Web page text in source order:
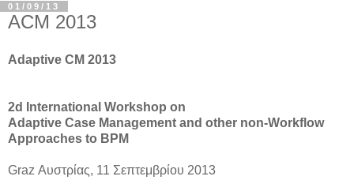
01/09/13
ACM 2013
Adaptive CM 2013
2d International Workshop on
Adaptive Case Management and other non-Workflow
Approaches to BPM
Graz Αυστρίας, 11 Σεπτεμβρίου 2013